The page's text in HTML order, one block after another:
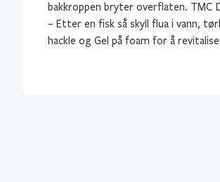
bakkroppen bryter overflaten. TMC
– Etter en fisk så skyll flua i vann,
hackle og Gel på foam for å